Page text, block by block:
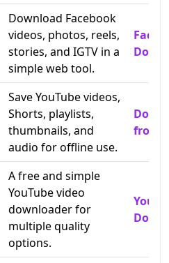
Download Facebook
videos, photos, reels,
stories, and IGTV in a
simple web tool.
Save YouTube videos,
Shorts, playlists,
thumbnails, and
audio for offline use.
from
A free and simple
YouTube video
downloader for
multiple quality
options.